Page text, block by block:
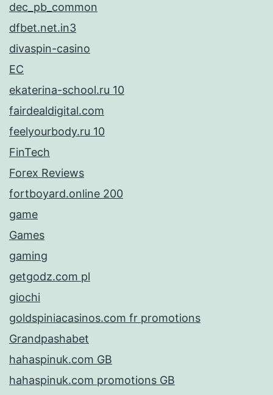
dec_pb_common
dfbet.net.in3
divaspin-casino
EC
ekaterina-school.ru 10
fairdealdigital.com
feelyourbody.ru 10
FinTech
Forex Reviews
fortboyard.online 200
game
Games
gaming
getgodz.com pl
giochi
goldspiniacasinos.com fr promotions
Grandpashabet
hahaspinuk.com GB
hahaspinuk.com promotions GB